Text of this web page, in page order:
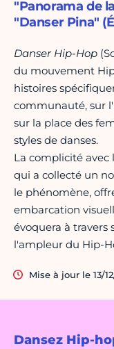
Dansez Hip-
"Panorama de
"Danser Pina"
Danser Hip-Hop
du mouvement
histoires
communauté, sur
sur la place des
styles de danses.
La complicité
qui a collecté un
le phénomène,
embarcation
évoquera à
l'ampleur du Hip-
Mise à jour le 13/